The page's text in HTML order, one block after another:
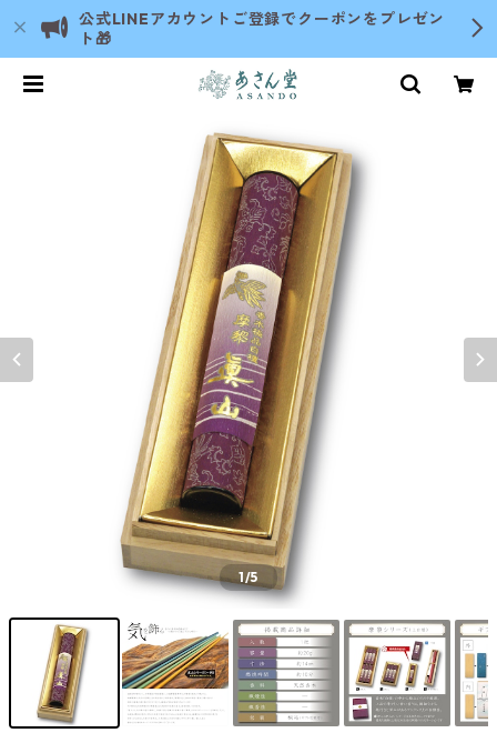
公式LINEアカウントご登録でクーポンをプレゼン
ト🎁
1/5